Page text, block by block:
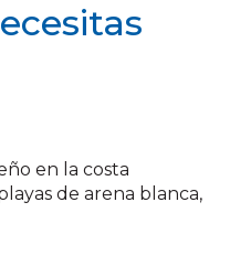
en la costa
de arena blanca,